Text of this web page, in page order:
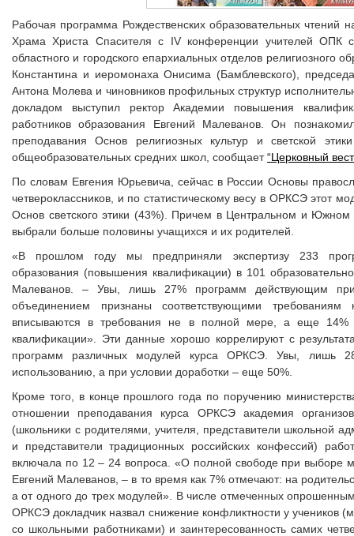
Рабочая программа Рождественских образовательных чтений
Храма Христа Спасителя с IV конференции учителей ОПК
областного и городского епархиальных отделов религиозного
Константина и иеромонаха Онисима (Бамблевского),
Антона Молева и чиновников профильных структур
докладом выступил ректор Академии повышения
работников образования Евгений Малеванов. Он
преподавания Основ религиозных культур и светской
общеобразовательных средних школ, сообщает“Церковный
По словам Евгения Юрьевича, сейчас в России Основы
четвероклассников, и по статистическому весу в ОРКСЭ этот
Основ светского этики (43%). Причем в Центральном и
выбрали больше половины учащихся и их родителей.
«В прошлом году мы предприняли экспертизу 233
образования (повышения квалификации) в 101
Малеванов. – Увы, лишь 27% программ действующим при
объединением признаны соответствующими
вписываются в требования не в полной мере, а еще 14%
квалификации». Эти данные хорошо коррелируют с
программ различных модулей курса ОРКСЭ. Увы, лишь
использованию, а при условии доработки – еще 50%.
Кроме того, в конце прошлого года по поручению
отношении преподавания курса ОРКСЭ академия
(школьники с родителями, учителя, представители школьной
и представители традиционных российских конфессий)
включала по 12 – 24 вопроса. «О полной свободе при выборе
Евгений Малеванов, – в то время как 7% отмечают: на
а от одного до трех модулей». В числе отмеченных
ОРКСЭ докладчик назвал снижение конфликтности у учеников
со школьными работниками) и заинтересованность самих